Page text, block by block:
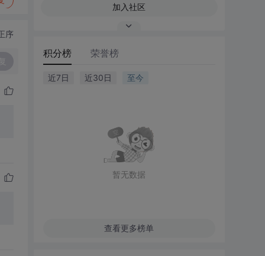
序
加入社区
积分榜 荣誉榜
近7日 近30日 至今
暂无数据
查看更多榜单